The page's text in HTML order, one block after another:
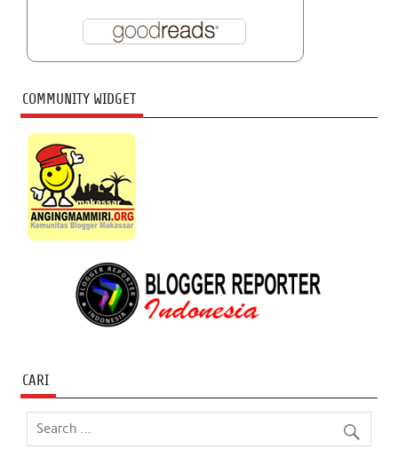
COMMUNITY WIDGET
CARI